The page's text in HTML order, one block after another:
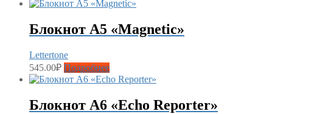
Блокнот А5 «Magnetic»
Lettertone
545.00₽ Подробнее
Блокнот А6 «Echo Reporter»